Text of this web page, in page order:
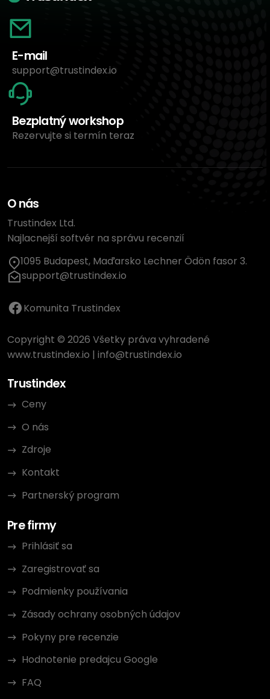
E-mail
support@trustindex.io
Bezplatný workshop
Rezervujte si termín teraz
O nás
Trustindex Ltd.
Najlacnejší softvér na správu recenzií
1095 Budapest, Maďarsko Lechner Ödön fasor 3.
support@trustindex.io
Komunita Trustindex
Copyright © 2026 Všetky práva vyhradené
www.trustindex.io | info@trustindex.io
Trustindex
Ceny
O nás
Zdroje
Kontakt
Partnerský program
Pre firmy
Prihlásiť sa
Zaregistrovať sa
Podmienky používania
Zásady ochrany osobných údajov
Pokyny pre recenzie
Hodnotenie predajcu Google
FAQ